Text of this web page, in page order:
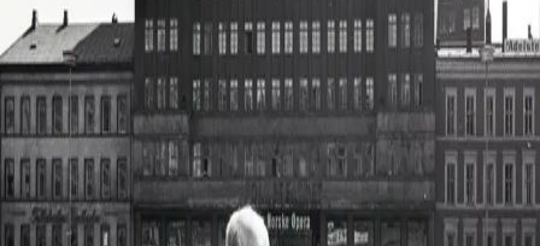
*Innblikk i hvordan talene fikk sin utforming
*Taler som har markert milepæler i nyere
verdenshistorie.
*Verktøykasse med nyttige virkemidler og tips for å bli
en god taler
Forfatter Produktinformasjon